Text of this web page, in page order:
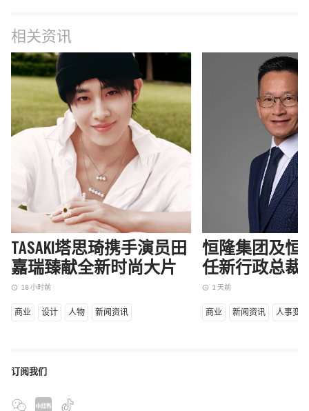
相关资讯
TASAKI塔思琦携手演员田
嘉瑞臻献全新时尚大片
access_time 18 小时前
商业 设计 人物 新闻资讯
恒隆集团及恒
任新行政总裁
access_time 1 天前
商业 新闻资讯 人事变动
订阅我们